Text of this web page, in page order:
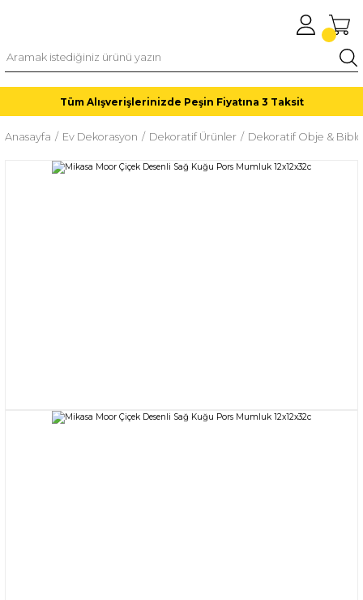
Tüm Alışverişlerinizde Peşin Fiyatına 3 Taksit
Anasayfa Ev Dekorasyon Dekoratif Ürünler Dekoratif Obje & Biblo